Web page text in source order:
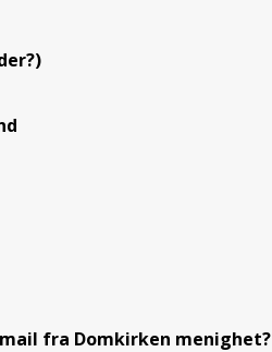
fra Domkirken menighet?